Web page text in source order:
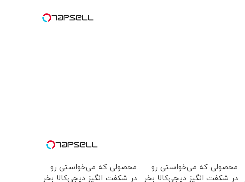
محصولی که می‌خواستی رو
در شکفت انگیز دیجی‌کالا بخر
محصولی که می‌خواستی رو
در شکفت انگیز دیجی‌کالا بخر